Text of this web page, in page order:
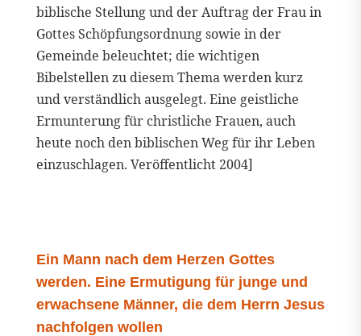
biblische Stellung und der Auftrag der Frau in
Gottes Schöpfungsordnung sowie in der
Gemeinde beleuchtet; die wichtigen
Bibelstellen zu diesem Thema werden kurz
und verständlich ausgelegt. Eine geistliche
Ermunterung für christliche Frauen, auch
heute noch den biblischen Weg für ihr Leben
einzuschlagen. Veröffentlicht 2004]
Ein Mann nach dem Herzen Gottes
werden. Eine Ermutigung für junge und
erwachsene Männer, die dem Herrn Jesus
nachfolgen wollen